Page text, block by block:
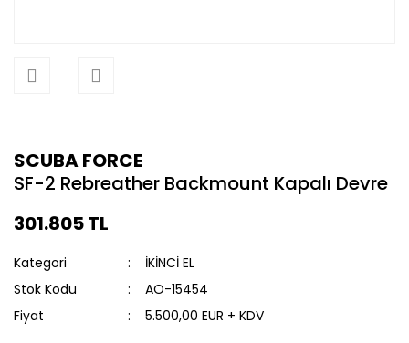
SCUBA FORCE
SF-2 Rebreather Backmount Kapalı Devre
301.805 TL
Kategori
İKİNCİ EL
Stok Kodu
AO-15454
Fiyat
5.500,00 EUR + KDV